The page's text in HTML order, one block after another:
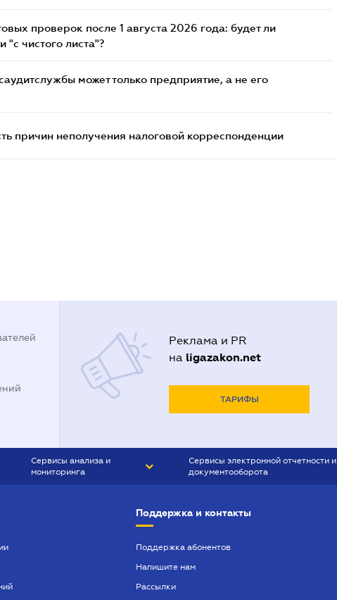
проверок после 1 августа 2026 года: будет ли
"с чистого листа"?
может только предприятие, а не его
причин неполучения налоговой корреспонденции
Реклама и PR
на ligazakon.net
ТАРИФЫ
Сервисы анализа и
мониторинга
Сервисы электронной отчетности и
документооборота
Поддержка и контакты
Поддержка абонентов
Напишите нам
Рассылки